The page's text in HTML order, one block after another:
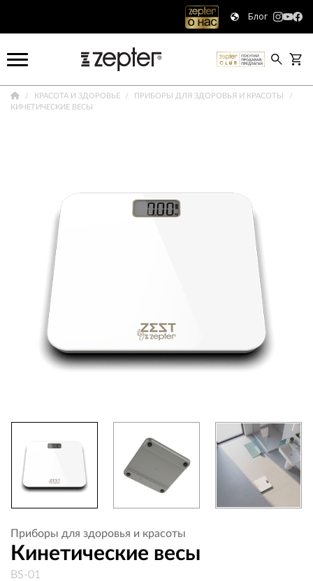
Блог
КРАСОТА И ЗДОРОВЬЕ
ПРИБОРЫ ДЛЯ ЗДОРОВЬЯ И КРАСОТЫ
КИНЕТИЧЕСКИЕ ВЕСЫ
Приборы для здоровья и красоты
Кинетические весы
BS-01